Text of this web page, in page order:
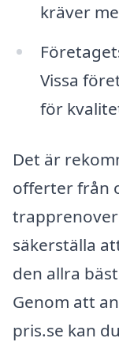
kräver
Vissa
för
Det är
offerter från
säkerställa
den allra
Genom att
pris.se kan